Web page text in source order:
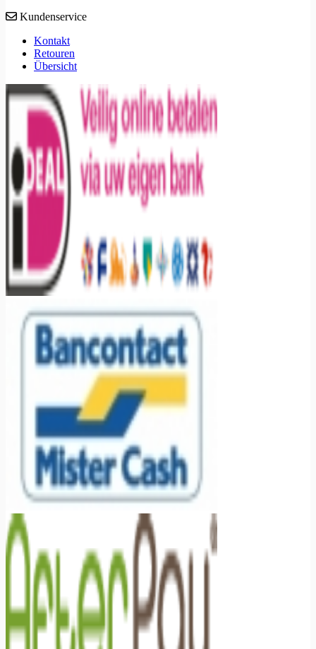
Kundenservice
Kontakt
Retouren
Übersicht